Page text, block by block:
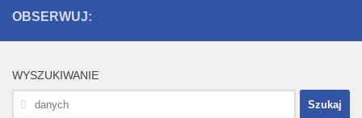
OBSERWUJ:
WYSZUKIWANIE
Szukaj: